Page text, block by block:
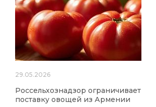
29.05.2026
Россельхознадзор ограничивает
поставку овощей из Армении